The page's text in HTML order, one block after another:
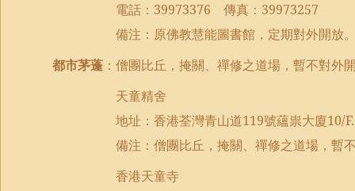
電話： 39973376 傳真： 39973257
備注：原佛教慧能圖書館，定期對外開放
都市茅蓬 ：僧團比丘，掩關、禪修之道場，暫不對外
天童精舍
地址：香港荃灣青山道119號蘊祟大廈10/
備注： 僧團比丘，掩關、禪修之道場，暫
香港天童寺